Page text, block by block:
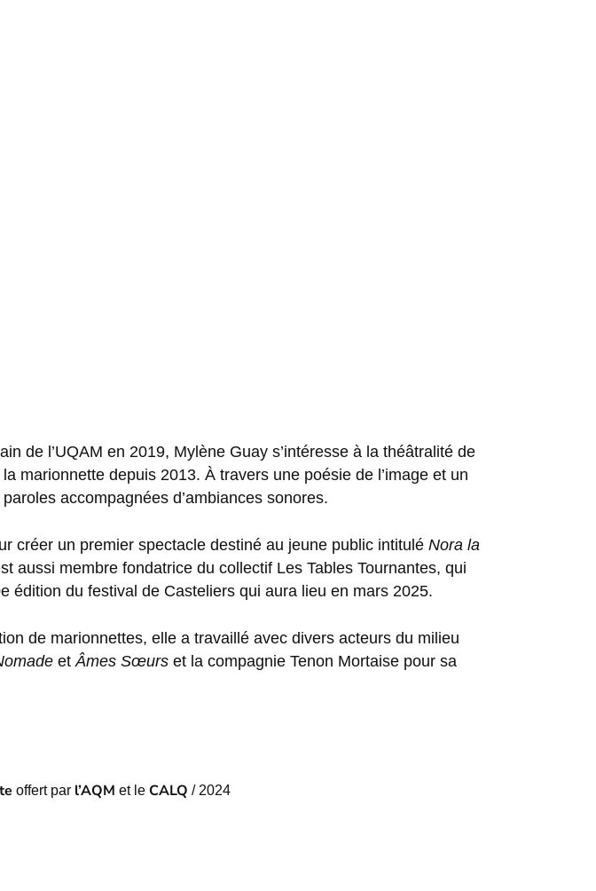
de l’UQAM en 2019, Mylène Guay s’intéresse à la théâtralité de
marionnette depuis 2013. À travers une poésie de l’image et un
accompagnées d’ambiances sonores.
créer un premier spectacle destiné au jeune public intitulé Nora la
aussi membre fondatrice du collectif Les Tables Tournantes, qui
édition du festival de Casteliers qui aura lieu en mars 2025.
de marionnettes, elle a travaillé avec divers acteurs du milieu
etÂmes Sœurs et la compagnie Tenon Mortaise pour sa
offert par l’AQM et le CALQ / 2024